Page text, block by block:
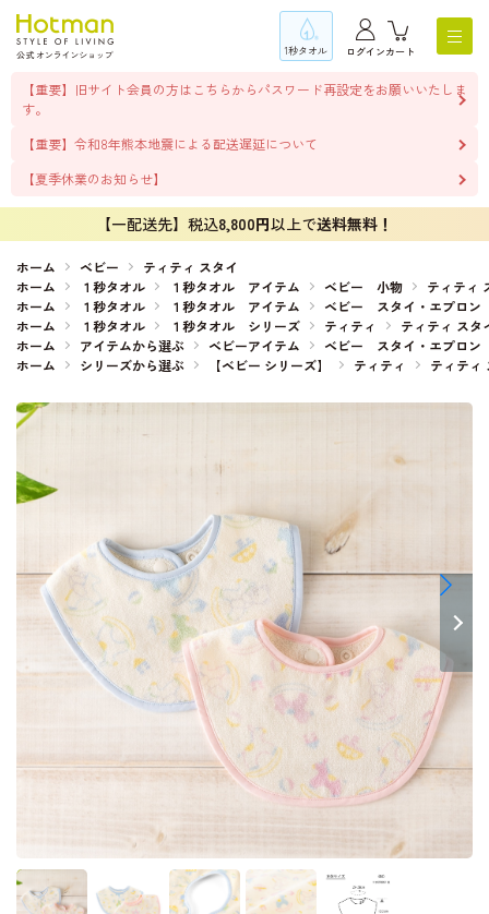
1秒タオル ログインカート
【重要】旧サイト会員の方はこちらからパスワード再設定をお願いいたしま
す。
【重要】令和8年熊本地震による配送遅延について
【夏季休業のお知らせ】
【一配送先】税込8,800円以上で送料無料！
ホーム ベビー
ティティ スタイ
ホーム
１秒タオル １秒タオル アイテム ベビー 小物
ティティ
ホーム
１秒タオル １秒タオル アイテム
ベビー スタイ・エプロン
ホーム
１秒タオル １秒タオル シリーズ ティティ
ティティ スタ
ホーム
アイテムから選ぶ ベビーアイテム
ベビー スタイ・エプロン
ホーム
シリーズから選ぶ 【ベビー シリーズ】 ティティ ティティ